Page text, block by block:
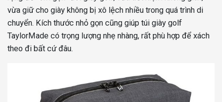
vừa giữ cho giày không bị xô lệch nhiều trong quá trình di
chuyển. Kích thước nhỏ gọn cũng giúp túi giày golf
TaylorMade có trọng lượng nhẹ nhàng, rất phù hợp để xách
theo đi bất cứ đâu.